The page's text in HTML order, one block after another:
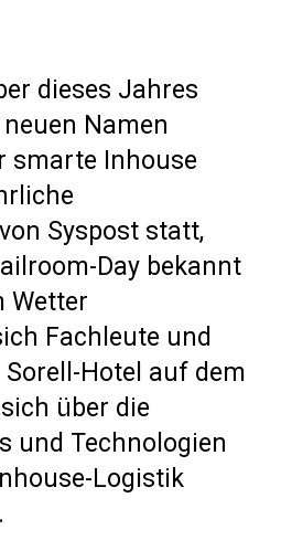
dieses Jahres
Namen
smarte Inhouse
Syspost statt,
Day bekannt
Wetter
Fachleute und
Hotel auf dem
über die
und Technologien
Logistik